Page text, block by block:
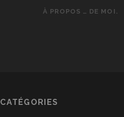
À PROPOS … DE MOI.
CATÉGORIES